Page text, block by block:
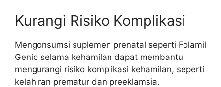
Kurangi Risiko Komplikasi
Mengonsumsi suplemen prenatal seperti Folamil
Genio selama kehamilan dapat membantu
mengurangi risiko komplikasi kehamilan, seperti
kelahiran prematur dan preeklamsia.